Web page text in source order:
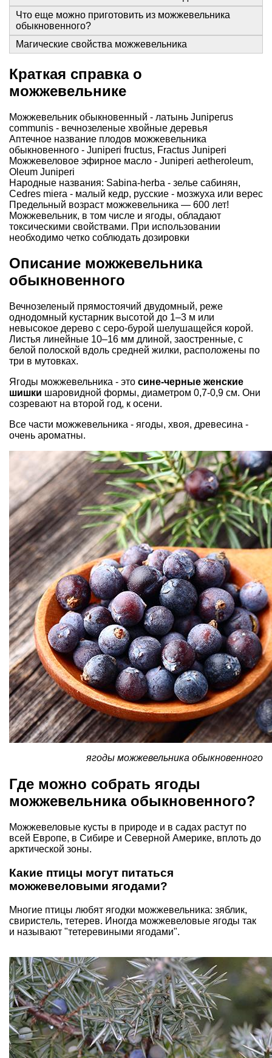
Что еще можно приготовить из можжевельника
обыкновенного?
Магические свойства можжевельника
Краткая справка о
можжевельнике
Можжевельник обыкновенный - латынь Juniperus
communis - вечнозеленые хвойные деревья
Аптечное название плодов можжевельника
обыкновенного - Juniperi fructus, Fractus Juniperi
Можжевеловое эфирное масло - Juniperi aetheroleum,
Oleum Juniperi
Народные названия: Sabina-herba - зелье сабинян,
Cedres miera - малый кедр, русские - мозжуха или верес
Предельный возраст можжевельника — 600 лет!
Можжевельник, в том числе и ягоды, обладают
токсическими свойствами. При использовании
необходимо четко соблюдать дозировки
Описание можжевельника
обыкновенного
Вечнозеленый прямостоячий двудомный, реже
однодомный кустарник высотой до 1–3 м или
невысокое дерево с серо-бурой шелушащейся корой.
Листья линейные 10–16 мм длиной, заостренные, с
белой полоской вдоль средней жилки, расположены по
три в мутовках.
Ягоды можжевельника - это сине-черные женские
шишки шаровидной формы, диаметром 0,7-0,9 см. Они
созревают на второй год, к осени.
Все части можжевельника - ягоды, хвоя, древесина -
очень ароматны.
ягоды можжевельника обыкновенного
Где можно собрать ягоды
можжевельника обыкновенного?
Можжевеловые кусты в природе и в садах растут по
всей Европе, в Сибире и Северной Америке, вплоть до
арктической зоны.
Какие птицы могут питаться
можжевеловыми ягодами?
Многие птицы любят ягодки можжевельника: зяблик,
свиристель, тетерев. Иногда можжевеловые ягоды так
и называют "тетеревиными ягодами".